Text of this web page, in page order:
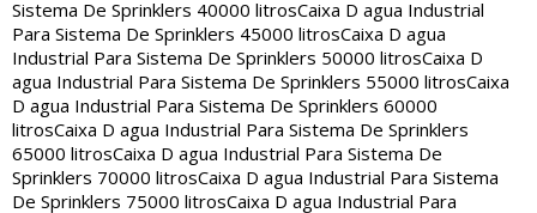
Sistema De Sprinklers 40000 litrosCaixa D agua Industrial
Para Sistema De Sprinklers 45000 litrosCaixa D agua
Industrial Para Sistema De Sprinklers 50000 litrosCaixa D
agua Industrial Para Sistema De Sprinklers 55000 litrosCaixa
D agua Industrial Para Sistema De Sprinklers 60000
litrosCaixa D agua Industrial Para Sistema De Sprinklers
65000 litrosCaixa D agua Industrial Para Sistema De
Sprinklers 70000 litrosCaixa D agua Industrial Para Sistema
De Sprinklers 75000 litrosCaixa D agua Industrial Para